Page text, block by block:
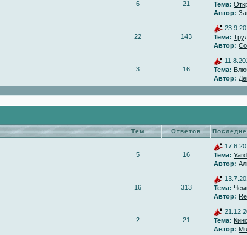
6 21
Тема:
Автор:
22 143
Тема:
Автор:
3 16
Тема:
Автор:
Тем Ответов
5 16
Тема:
Автор:
16 313
Тема:
Автор:
2 21
Тема:
Автор: